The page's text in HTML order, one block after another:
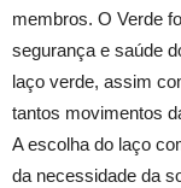
membros. O Verde
segurança e saúde
laço verde, assim
tantos movimentos
A escolha do laço
da necessidade da